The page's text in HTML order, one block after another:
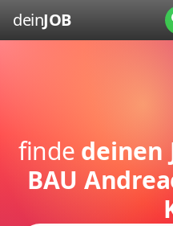
deinJOB
finde deinen
BAU